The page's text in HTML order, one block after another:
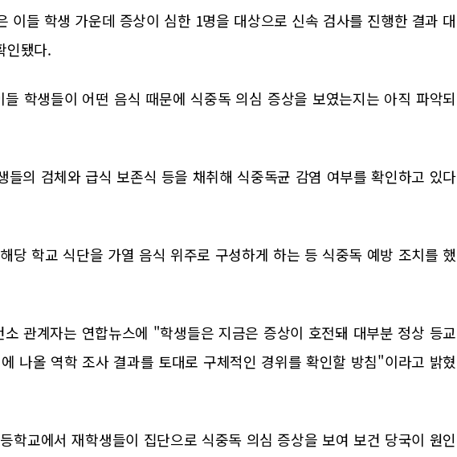
이들 학생 가운데 증상이 심한 1명을 대상으로 신속 검사를 진행한 결과 대
인됐다.
학생들이 어떤 음식 때문에 식중독 의심 증상을 보였는지는 아직 파악되
들의 검체와 급식 보존식 등을 채취해 식중독균 감염 여부를 확인하고 있다
당 학교 식단을 가열 음식 위주로 구성하게 하는 등 식중독 예방 조치를 했
관계자는 연합뉴스에 "학생들은 지금은 증상이 호전돼 대부분 정상 등교
나올 역학 조사 결과를 토대로 구체적인 경위를 확인할 방침"이라고 밝혔
학교에서 재학생들이 집단으로 식중독 의심 증상을 보여 보건 당국이 원인